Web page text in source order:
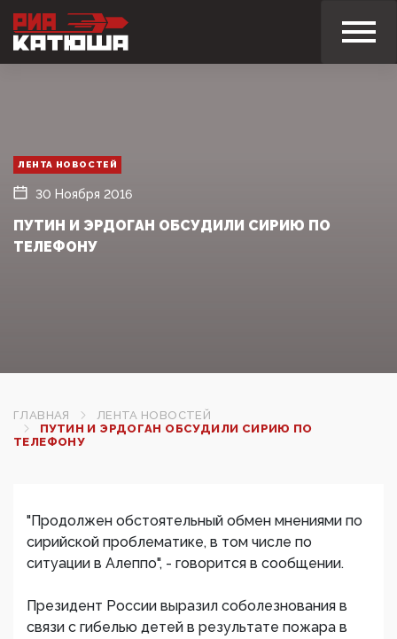
ЛЕНТА НОВОСТЕЙ
30 Ноября 2016
ПУТИН И ЭРДОГАН ОБСУДИЛИ СИРИЮ ПО
ТЕЛЕФОНУ
ГЛАВНАЯ
ЛЕНТА НОВОСТЕЙ
ПУТИН И ЭРДОГАН ОБСУДИЛИ СИРИЮ ПО
ТЕЛЕФОНУ
"Продолжен обстоятельный обмен мнениями по
сирийской проблематике, в том числе по
ситуации в Алеппо", - говорится в сообщении.
Президент России выразил соболезнования в
связи с гибелью детей в результате пожара в